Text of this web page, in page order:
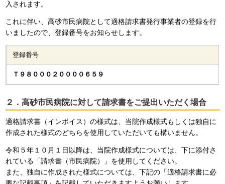
入されます。
これに伴い、高砂市民病院として適格請求書発行事業者の登録を行
いましたので、登録番号をお知らせします。
登録番号
Ｔ９８０００２００００６５９
２．高砂市民病院に対して請求書をご提出いただく場合
適格請求書（インボイス）の様式は、当院作成様式もしくは独自に
作成された様式のどちらを使用していただいても構いません。
令和５年１０月１日以降は、当院作成様式については、下に添付さ
れている「請求書（市民病院）」を使用してください。
また、独自に作成された様式については、下記の「適格請求書に必